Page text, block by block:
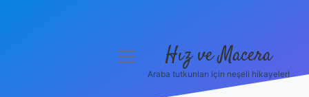
menüyü
Hız ve Macera
Araba tutkunları için neşeli hikayeler!